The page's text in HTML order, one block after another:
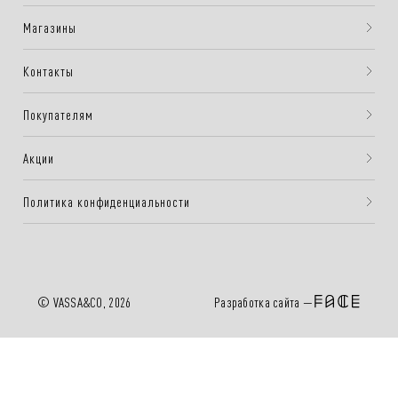
Магазины
Контакты
Покупателям
Акции
Политика конфиденциальности
© VASSA&CO, 2026 Разработка сайта —